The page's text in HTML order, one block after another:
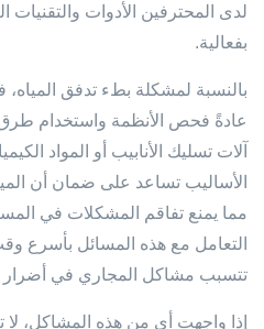
لدى المحترفين الأدوات والتقنيات
بفعالية.
بالنسبة لمشكلة بطء تدفق
عادةً فحص الأنظمة واستخدام طرق
آلات تسليك الأنابيب أو المواد
الأساليب تساعد على ضمان أن
مما يمنع تفاقم المشكلات في
التعامل مع هذه المسائل بأسرع
تتسبب مشاكل المجاري في أضرار
إذا واجهت أي من هذه المشاكل، لا